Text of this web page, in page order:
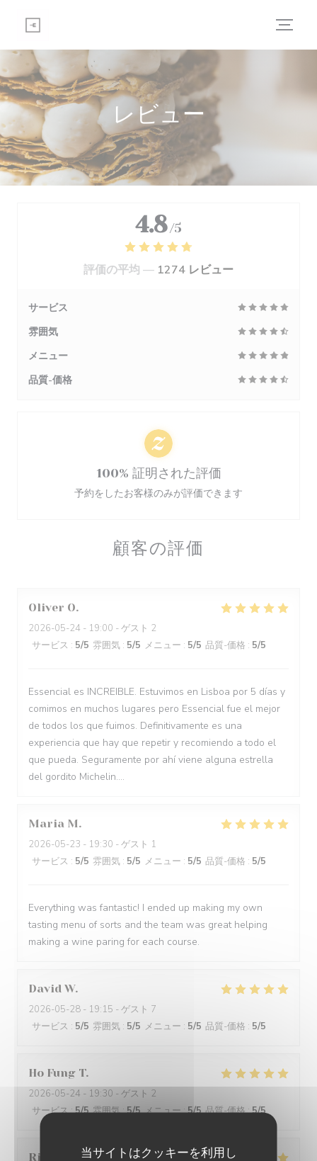
当サイトはクッキーを利用し
レビュー
顧客の評価
Oliver O
2026-05-24 - 19:00 - ゲスト 2
サービス : 5/5 雰囲気 : 5/5 メニュー : 5/5 品質-価格 : 5/5
Essencial es INCREIBLE. Estuvimos en Lisboa por 5 días y
comimos en muchos lugares pero Essencial fue el mejor
de todos los que fuimos. Definitivamente es una
experiencia que hay que repetir y recomiendo a todo el
que pueda. Seguramente por ahí viene alguna estrella
del gordito Michelin....
Maria M
2026-05-23 - 19:30 - ゲスト 1
サービス : 5/5 雰囲気 : 5/5 メニュー : 5/5 品質-価格 : 5/5
Everything was fantastic! I ended up making my own
tasting menu of sorts and the team was great helping
making a wine paring for each course.
David W
2026-05-28 - 19:15 - ゲスト 7
サービス : 5/5 雰囲気 : 5/5 メニュー : 5/5 品質-価格 : 5/5
Ho Fung T
2026-05-24 - 19:30 - ゲスト 2
サービス:5/5 雰囲気:5/5 メニュー:5/5 品質-価格:5/5
Riccardo L
4.8 /5
評価の平均 — 1274 レビュー
サービス
雰囲気
メニュー
品質-価格
100% 証明された評価
予約をしたお客様のみが評価できます